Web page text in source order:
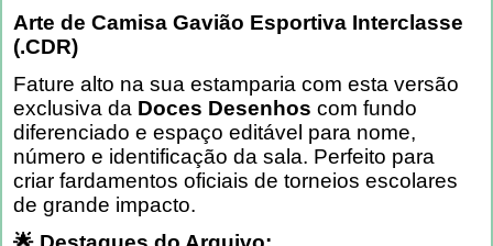
Arte de Camisa Gavião Esportiva Interclasse
(.CDR)
Fature alto na sua estamparia com esta versão
exclusiva da Doces Desenhos com fundo
diferenciado e espaço editável para nome,
número e identificação da sala. Perfeito para
criar fardamentos oficiais de torneios escolares
de grande impacto.